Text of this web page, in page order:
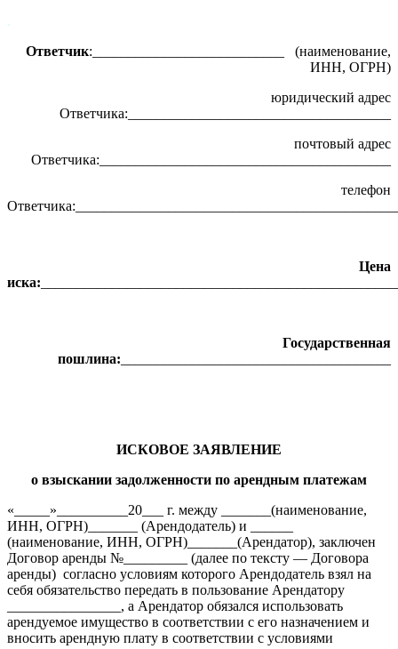
.
Ответчик:___________________________ (наименование,
ИНН, ОГРН)
юридический адрес
Ответчика:_____________________________________
почтовый адрес
Ответчика:_________________________________________
телефон
Цена
иска:
Государственная
пошлина:
ИСКОВОЕ ЗАЯВЛЕНИЕ
о взыскании задолженности по арендным платежам
«_____»__________20___ г. между _______(наименование,
ИНН, ОГРН)_______ (Арендодатель) и ______
(наименование, ИНН, ОГРН)_______(Арендатор), заключен
Договор аренды №_________ (далее по тексту — Договора
аренды) согласно условиям которого Арендодатель взял на
себя обязательство передать в пользование Арендатору
________________, а Арендатор обязался использовать
арендуемое имущество в соответствии с его назначением и
вносить арендную плату в соответствии с условиями